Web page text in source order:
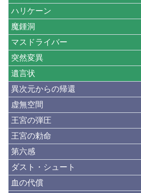
ハリケーン
魔鍾洞
マスドライバー
突然変異
遺言状
異次元からの帰還
虚無空間
王宮の弾圧
王宮の勅命
第六感
ダスト・シュート
血の代償